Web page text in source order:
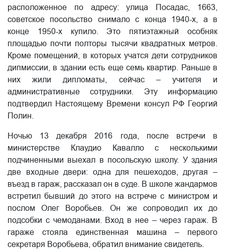
расположенное по адресу: улица Посадас, 1663,
советское посольство снимало с конца 1940-х, а в
конце 1950-х купило. Это пятиэтажный особняк
площадью почти полторы тысячи квадратных метров.
Кроме помещений, в которых учатся дети сотрудников
дипмиссии, в здании есть еще семь квартир. Раньше в
них жили дипломаты, сейчас – учителя и
административные сотрудники. Эту информацию
подтвердил Настоящему Времени консул РФ Георгий
Полин.
Ночью 13 декабря 2016 года, после встречи в
министерстве Клаудио Кавалло с несколькими
подчиненными выехал в посольскую школу. У здания
две входные двери: одна для пешеходов, другая –
въезд в гараж, рассказал он в суде. В школе жандармов
встретил бывший до этого на встрече с министром и
послом Олег Воробьев. Он же сопроводил их до
подсобки с чемоданами. Вход в нее – через гараж. В
гараже стояла единственная машина – первого
секретаря Воробьева, обратил внимание свидетель.